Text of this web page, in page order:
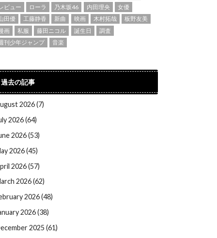
ビュー
ローラ 乃木坂46 内田理央
女優
田優
工藤静香 新曲 映画 木村拓哉
板野友美
画
私服 藤田ニコル 誕生日
調査
刊少年ジャンプ
音楽
過去の記事
2026 (7)
2026 (64)
2026 (53)
2026 (45)
2026 (57)
2026 (62)
2026 (48)
2026 (38)
2025 (61)